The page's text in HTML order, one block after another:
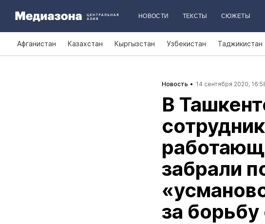
НОВОСТИ ТЕКСТЫ СЮЖЕТЫ
Афганистан Казахстан Кыргызстан Узбекистан Таджикистан
Новость 14 сентября 2020,
В
забрали
за